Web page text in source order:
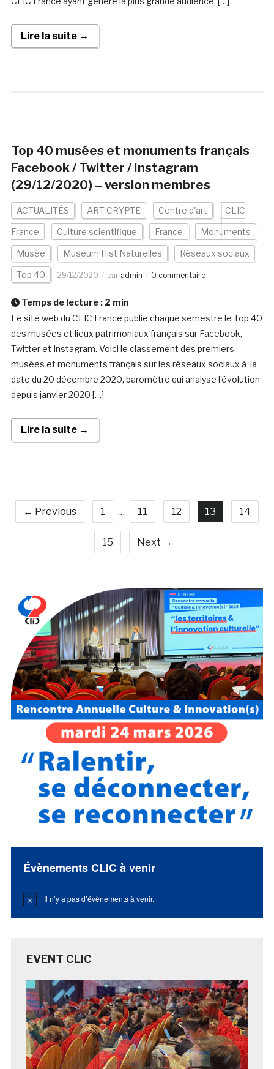
Lire la suite →
Top 40 musées et monuments français
Facebook / Twitter / Instagram
(29/12/2020) – version membres
ACTUALITÉS ART CRYPTE Centre d'art CLIC
France Culture scientifique France Monuments
Musée Museum Hist Naturelles Réseaux sociaux
Top 40 29/12/2020 par admin 0 commentaire
Temps de lecture : 2 min
Le site web du CLIC France publie chaque semestre le Top 40
des musées et lieux patrimoniaux français sur Facebook,
Twitter et Instagram. Voici le classement des premiers
musées et monuments français sur les réseaux sociaux à la
date du 20 décembre 2020, baromètre qui analyse l’évolution
depuis janvier 2020 […]
Lire la suite →
← Previous 1 … 11 12 13 14
15 Next →
Évènements CLIC à venir
Notice Il n’y a pas d’évènements à venir.
EVENT CLIC